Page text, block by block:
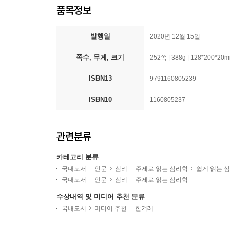
품목정보
발행일 2020년 12월 15일
쪽수, 무게, 크기 252쪽 | 388g |
ISBN13 9791160805239
ISBN10 1160805237
관련분류
카테고리 분류
국내도서 인문 심리 주제로 읽는 심리학
쉽게 읽는
국내도서
인문 심리 주제로 읽는 심리학
수상내역 및 미디어 추천 분류
국내도서 미디어 추천 한겨레